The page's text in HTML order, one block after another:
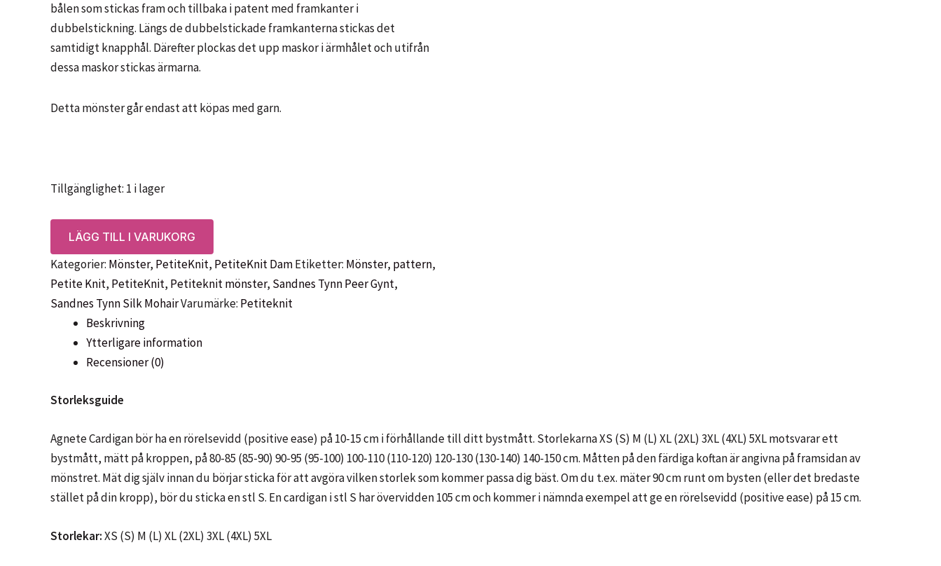
bålen som stickas fram och tillbaka i patent med framkanter i
dubbelstickning. Längs de dubbelstickade framkanterna stickas det
samtidigt knapphål. Därefter plockas det upp maskor i ärmhålet och utifrån
dessa maskor stickas ärmarna.
Detta mönster går endast att köpas med garn.
Tillgänglighet: 1 i lager
Mönster:
Agnete
Cardigan
mängd
LÄGG TILL I VARUKORG
Kategorier: Mönster, PetiteKnit, PetiteKnit DamEtiketter: Mönster, pattern,
Petite Knit, PetiteKnit, Petiteknit mönster, Sandnes Tynn Peer Gynt,
Sandnes Tynn Silk MohairVarumärke: Petiteknit
Beskrivning
Ytterligare information
Recensioner (0)
Storleksguide
Agnete Cardigan bör ha en rörelsevidd (positive ease) på 10-15 cm i förhållande till ditt bystmått. Storlekarna XS (S) M (L) XL (2XL) 3XL (4XL) 5XL motsvarar ett
bystmått, mätt på kroppen, på 80-85 (85-90) 90-95 (95-100) 100-110 (110-120) 120-130 (130-140) 140-150 cm. Måtten på den färdiga koftan är angivna på framsidan av
mönstret. Mät dig själv innan du börjar sticka för att avgöra vilken storlek som kommer passa dig bäst. Om du t.ex. mäter 90 cm runt om bysten (eller det bredaste
stället på din kropp), bör du sticka en stl S. En cardigan i stl S har övervidden 105 cm och kommer i nämnda exempel att ge en rörelsevidd (positive ease) på 15 cm.
Storlekar:XS (S) M (L) XL (2XL) 3XL (4XL) 5XL